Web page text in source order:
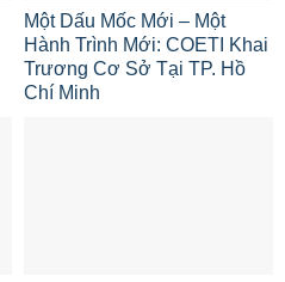
Một Dấu Mốc Mới – Một
Hành Trình Mới: COETI Khai
Trương Cơ Sở Tại TP. Hồ
Chí Minh